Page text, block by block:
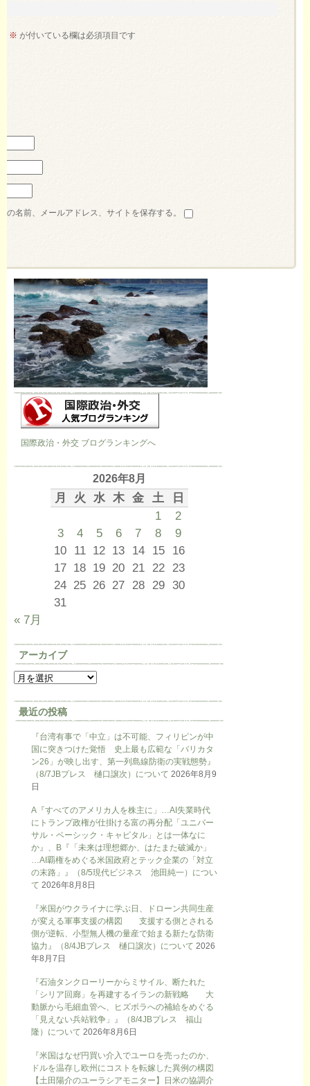
※ が付いている欄は必須項目です
名前、メールアドレス、サイトを保存する。
国際政治・外交 ブログランキングへ
2026年8月
月 火 水 木 金 土
日
1
2
3
4 5 6 7 8
9
10 11 12 13 14 15
16
17 18 19 20 21 22
23
24 25 26 27 28 29 30
31
« 7月
アーカイブ
最近の投稿
『台湾有事で「中立」は不可能、フィリピンが中
国に突きつけた覚悟 史上最も広範な「バリカタ
ン26」が映し出す、第一列島線防衛の実戦態勢』
（8/7JBプレス 樋口譲次）について 2026年8月9
日
A『すべてのアメリカ人を株主に」…AI失業時代
にトランプ政権が仕掛ける富の再分配「ユニバー
サル・ベーシック・キャピタル」とは一体なに
か』、B『「未来は理想郷か、はたまた破滅か」
…AI覇権をめぐる米国政府とテック企業の「対立
の末路」』（8/5現代ビジネス 池田純一）につい
て 2026年8月8日
『米国がウクライナに学ぶ日、ドローン共同生産
が変える軍事支援の構図 支援する側とされる
側が逆転、小型無人機の量産で始まる新たな防衛
協力』（8/4JBプレス 樋口譲次）について 2026
年8月7日
『石油タンクローリーからミサイル、断たれた
「シリア回廊」を再建するイランの新戦略 大
動脈から毛細血管へ、ヒズボラへの補給をめぐる
「見えない兵站戦争」』（8/4JBプレス 福山
隆）について 2026年8月6日
『米国はなぜ円買い介入でユーロを売ったのか、
ドルを温存し欧州にコストを転嫁した異例の構図
【土田陽介のユーラシアモニター】日米の協調介